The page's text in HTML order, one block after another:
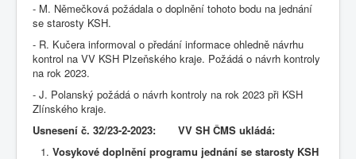
- M. Němečková požádala o doplnění tohoto bodu na jednání
se starosty KSH.
- R. Kučera informoval o předání informace ohledně návrhu
kontrol na VV KSH Plzeňského kraje. Požádá o návrh kontroly
na rok 2023.
- J. Polanský požádá o návrh kontroly na rok 2023 při KSH
Zlínského kraje.
Usnesení č. 32/23-2-2023: VV SH ČMS ukládá:
Vosykové doplnění programu jednání se starosty KSH